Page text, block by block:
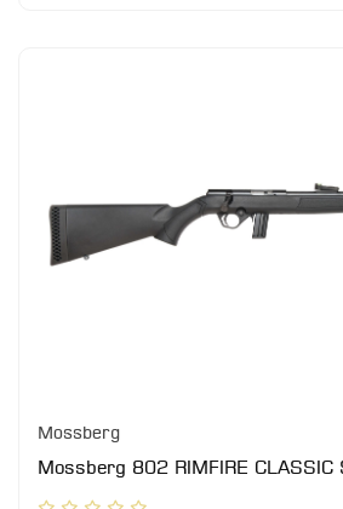
Mossberg
Mossberg 802 RIMFIRE CLASSIC